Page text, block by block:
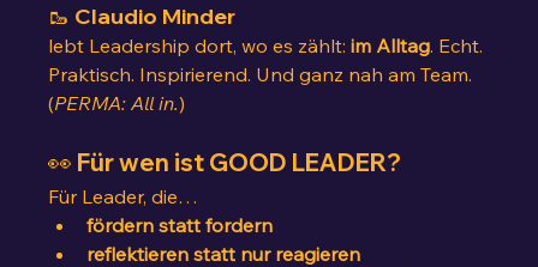
🥾 Claudio Minder
lebt Leadership dort, wo es zählt: im Alltag. Echt.
Praktisch. Inspirierend. Und ganz nah am Team.
(PERMA: All in.)
👀 Für wen ist GOOD LEADER?
Für Leader, die…
fördern statt fordern
reflektieren statt nur reagieren